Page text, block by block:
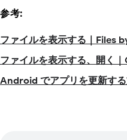
参考:
ファイルを表示する｜Files
ファイルを表示する、開く
Android でアプリを更新す